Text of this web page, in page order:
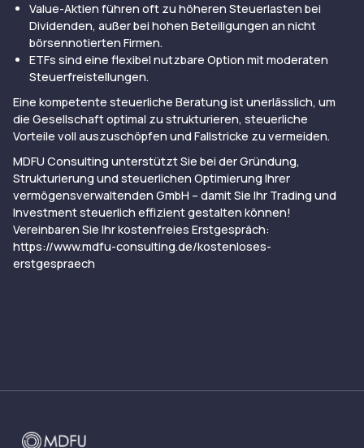
Value-Aktien führen oft zu höheren Steuerlasten bei
Dividenden, außer bei hohen Beteiligungen an nicht
börsennotierten Firmen.
ETFs sind eine flexibel nutzbare Option mit moderaten
Steuerfreistellungen.
Eine kompetente steuerliche Beratung ist unerlässlich, um
die Gesellschaft optimal zu strukturieren, steuerliche
Vorteile voll auszuschöpfen und Fallstricke zu vermeiden.
MDFU Consulting unterstützt Sie bei der Gründung,
Strukturierung und steuerlichen Optimierung Ihrer
vermögensverwaltenden GmbH – damit Sie Ihr Trading und
Investment steuerlich effizient gestalten können!
Vereinbaren Sie Ihr kostenfreies Erstgespräch:
https://www.mdfu-consulting.de/kostenloses-
erstgespraech